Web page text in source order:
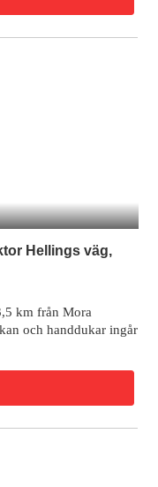
Hellings väg,
km från Mora
och handdukar ingår